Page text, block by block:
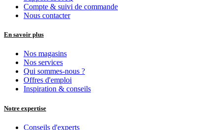
Besoin d'aide ?
Support & FAQ
Nous contacter
En savoir plus
Nos magasins
Qui sommes-nous ?
Inspiration & conseils